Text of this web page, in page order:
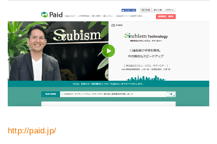
http://paid.jp/